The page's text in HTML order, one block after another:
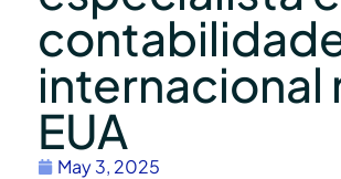
internacional
EUA
May 3, 2025